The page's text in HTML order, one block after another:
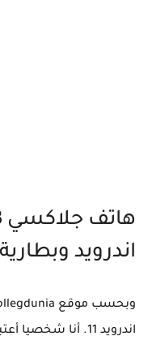
اندرويد
اندرويد 11. أنا